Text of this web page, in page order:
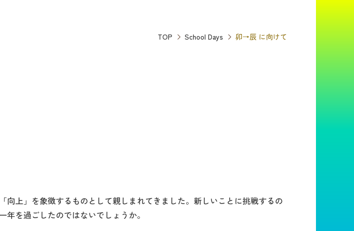
TOP School Days 卯→辰 に向けて
上」を象徴するものとして親しまれてきました。新しいことに挑戦するの
を過ごしたのではないでしょうか。